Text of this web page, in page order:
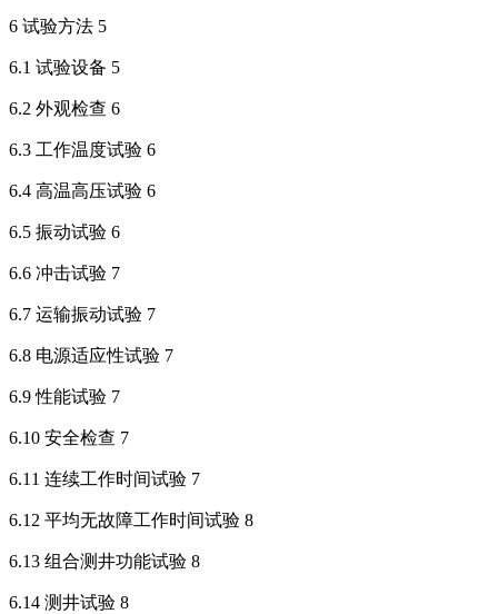
6 试验方法 5
6.1 试验设备 5
6.2 外观检查 6
6.3 工作温度试验 6
6.4 高温高压试验 6
6.5 振动试验 6
6.6 冲击试验 7
6.7 运输振动试验 7
6.8 电源适应性试验 7
6.9 性能试验 7
6.10 安全检查 7
6.11 连续工作时间试验 7
6.12 平均无故障工作时间试验 8
6.13 组合测井功能试验 8
6.14 测井试验 8